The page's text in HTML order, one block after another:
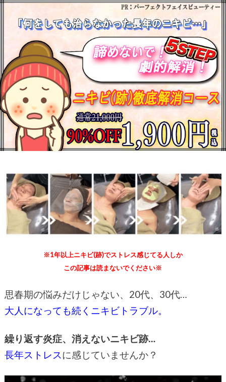
※1年以上ニキビ(跡)でストレス感じてる人しか
この記事は読まないでください※
思春期の悩みだけじゃない、20代、30代…
大人になっても続くニキビトラブル。
繰り返す炎症、消えないニキビ跡…
長年ストレスに感じていませんか？